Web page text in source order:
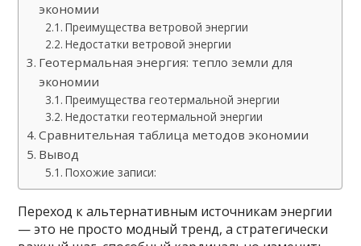
экономии
Преимущества ветровой энергии
Недостатки ветровой энергии
Геотермальная энергия: тепло земли для
экономии
Преимущества геотермальной энергии
Недостатки геотермальной энергии
Сравнительная таблица методов экономии
Вывод
Похожие записи:
Переход к альтернативным источникам энергии
— это не просто модный тренд, а стратегически